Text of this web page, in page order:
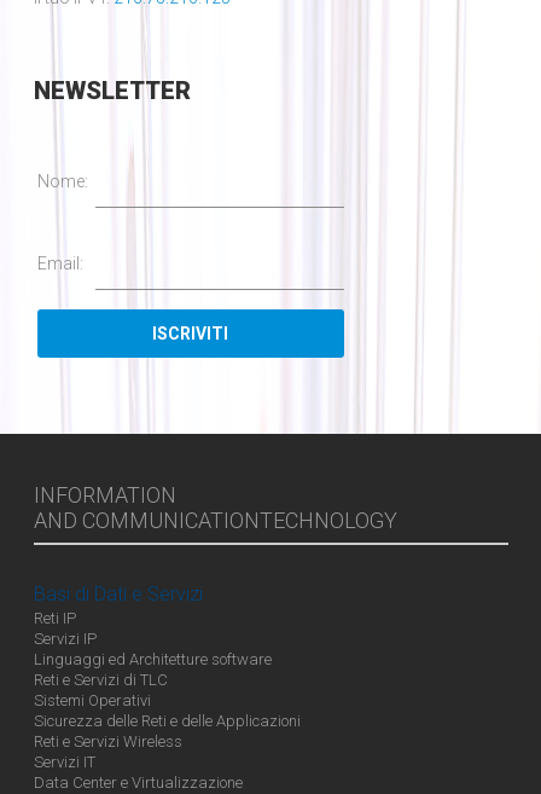
NEWSLETTER
Nome:
Email:
INFORMATION
AND COMMUNICATIONTECHNOLOGY
Basi di Dati e Servizi
Reti IP
Servizi IP
Linguaggi ed Architetture software
Reti e Servizi di TLC
Sistemi Operativi
Sicurezza delle Reti e delle Applicazioni
Reti e Servizi Wireless
Servizi IT
Data Center e Virtualizzazione